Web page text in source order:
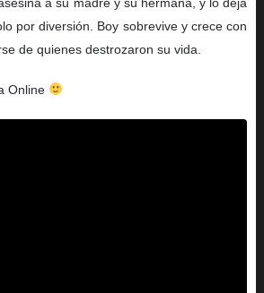
por diversión. Boy sobrevive y crece con
de quienes destrozaron su vida.
Online